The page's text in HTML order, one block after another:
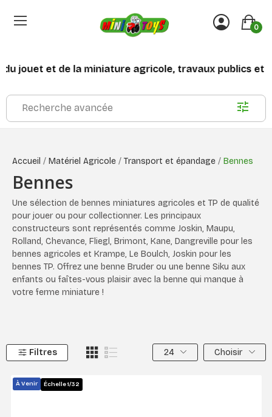
0
miniature agricole, travaux publics et transports
Recherche avancée
Accueil Matériel Agricole Transport et épandage Bennes
Bennes
Une sélection de bennes miniatures agricoles et TP de qualité
pour jouer ou pour collectionner. Les principaux
constructeurs sont représentés comme Joskin, Maupu,
Rolland, Chevance, Fliegl, Brimont, Kane, Dangreville pour les
bennes agricoles et Krampe, Le Boulch, Joskin pour les
bennes TP. Offrez une benne Bruder ou une benne Siku aux
enfants ou faîtes-vous plaisir avec la benne qui manque à
votre ferme miniature !
Filtres 24 Choisir
À Venir Échelle 1/32